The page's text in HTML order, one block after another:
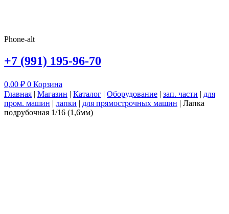
Phone-alt
+7 (991) 195-96-70
0,00 ₽ 0 Корзина
Главная | Магазин | Каталог | Оборудование | зап. части | для
пром. машин | лапки | для прямострочных машин | Лапка
подрубочная 1/16 (1,6мм)